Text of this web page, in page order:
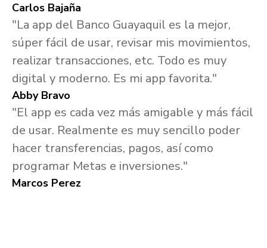
Carlos Bajaña
"La app del Banco Guayaquil es la mejor,
súper fácil de usar, revisar mis movimientos,
realizar transacciones, etc. Todo es muy
digital y moderno. Es mi app favorita."
Abby Bravo
"El app es cada vez más amigable y más fácil
de usar. Realmente es muy sencillo poder
hacer transferencias, pagos, así como
programar Metas e inversiones."
Marcos Perez